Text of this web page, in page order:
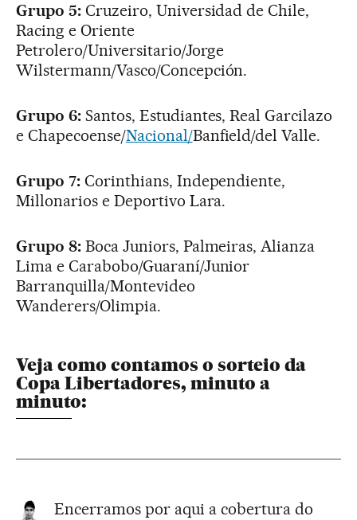
Grupo 5:Cruzeiro, Universidad de Chile,
Racing e Oriente
Petrolero/Universitario/Jorge
Wilstermann/Vasco/Concepción.
Grupo 6:Santos, Estudiantes, Real Garcilazo
e Chapecoense/Nacional/Banfield/del Valle.
Grupo 7:Corinthians, Independiente,
Millonarios e Deportivo Lara.
Grupo 8:Boca Juniors, Palmeiras, Alianza
Lima e Carabobo/Guaraní/Junior
Barranquilla/Montevideo
Wanderers/Olimpia.
Veja como contamos o sorteio da
Copa Libertadores, minuto a
minuto:
Encerramos por aqui a cobertura do